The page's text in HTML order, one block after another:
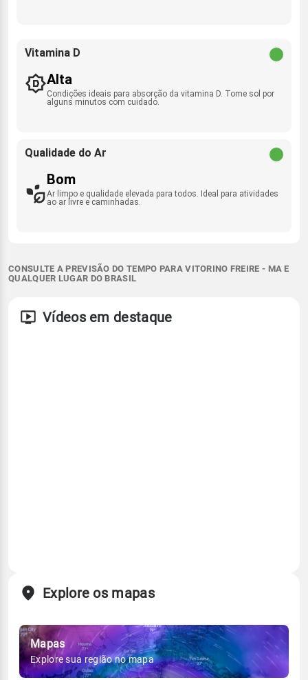
Vitamina D
Alta
Condições ideais para absorção da vitamina D. Tome sol por
alguns minutos com cuidado.
Qualidade do Ar
Bom
Ar limpo e qualidade elevada para todos. Ideal para atividades
ao ar livre e caminhadas.
CONSULTE A PREVISÃO DO TEMPO PARA VITORINO FREIRE - MA E
QUALQUER LUGAR DO BRASIL
Vídeos em destaque
Explore os mapas
Mapas
Explore sua região no mapa